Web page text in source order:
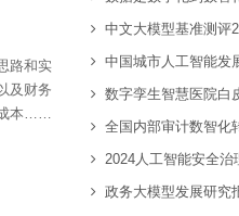
路和实
及财务
本……
中文大模型基准测评
中国城市人工智能发展
数字孪生智慧医院白
全国内部审计数智化转
2024人工智能安全治
政务大模型发展研究